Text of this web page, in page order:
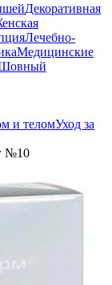
Декоративная
Лечебно-
Медицинские
и теломУход за
№10